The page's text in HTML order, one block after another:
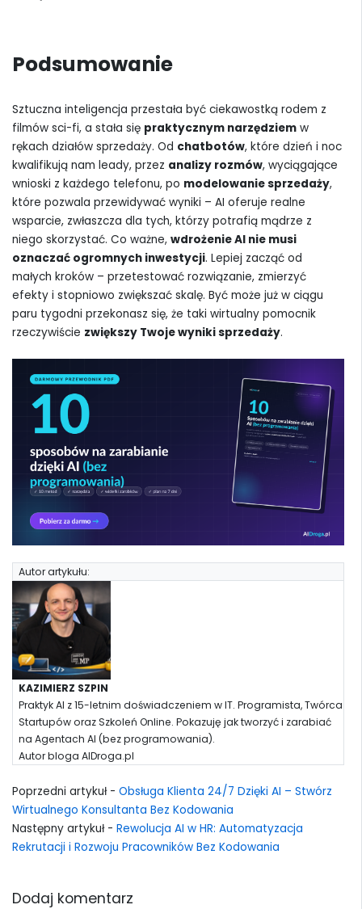
Podsumowanie
Sztuczna inteligencja przestała być ciekawostką rodem z
filmów sci-fi, a stała się praktycznym narzędziem w
rękach działów sprzedaży. Od chatbotów, które dzień i noc
kwalifikują nam leady, przez analizy rozmów, wyciągające
wnioski z każdego telefonu, po modelowanie sprzedaży,
które pozwala przewidywać wyniki – AI oferuje realne
wsparcie, zwłaszcza dla tych, którzy potrafią mądrze z
niego skorzystać. Co ważne, wdrożenie AI nie musi
oznaczać ogromnych inwestycji. Lepiej zacząć od
małych kroków – przetestować rozwiązanie, zmierzyć
efekty i stopniowo zwiększać skalę. Być może już w ciągu
paru tygodni przekonasz się, że taki wirtualny pomocnik
rzeczywiście zwiększy Twoje wyniki sprzedaży.
Autor artykułu:
KAZIMIERZ SZPIN
Praktyk AI z 15-letnim doświadczeniem w IT. Programista, Twórca
Startupów oraz Szkoleń Online. Pokazuję jak tworzyć i zarabiać
na Agentach AI (bez programowania).
Autor bloga AIDroga.pl
Poprzedni artykuł - Obsługa Klienta 24/7 Dzięki AI – Stwórz
Wirtualnego Konsultanta Bez Kodowania
Następny artykuł - Rewolucja AI w HR: Automatyzacja
Rekrutacji i Rozwoju Pracowników Bez Kodowania
Dodaj komentarz